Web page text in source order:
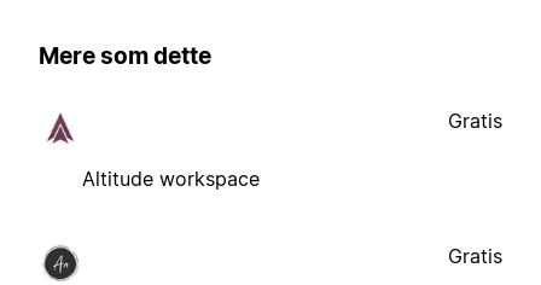
Mere som dette
Altitude workspace
Gratis
Gratis